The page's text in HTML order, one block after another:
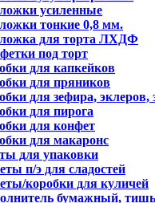
усиленные
тонкие 0,8 мм.
для торта ЛХДФ
под торт
для капкейков
для пряников
для зефира, эклеров,
для пирога
для конфет
для макаронс
для упаковки
п/э для сладостей
коробки для куличей
бумажный,